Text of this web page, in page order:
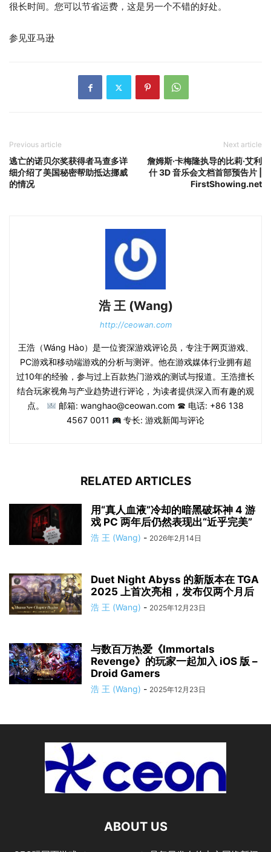
很长时间。您可以节省运费，这是另一个不错的好处。
参见亚马逊
Previous article
逃亡的诺贝尔奖获得者马查多详
细介绍了美国秘密帮助抵达挪威
的情况
Next article
詹姆斯·卡梅隆执导的比莉·艾利
什 3D 音乐会文档首部预告片 |
FirstShowing.net
浩 王 (Wang)
http://ceowan.com
王浩（Wáng Hào）是一位资深游戏评论员，专注于网页游戏、
PC游戏和移动端游戏的分析与测评。他在游戏媒体行业拥有超
过10年的经验，参与过上百款热门游戏的测试与报道。王浩擅长
结合玩家视角与产业趋势进行评论，为读者提供深入而有趣的观
点。
邮箱: wanghao@ceowan.com ☎ 电话: +86 138
4567 0011
专长: 游戏新闻与评论
RELATED ARTICLES
用“真人血液”冷却的暗黑破坏神 4 游
戏 PC 两年后仍然表现出“近乎完美”
浩 王 (Wang) - 2026年2月14日
Duet Night Abyss 的新版本在 TGA
2025 上首次亮相，发布仅两个月后
浩 王 (Wang) - 2025年12月23日
与数百万热爱《Immortals
Revenge》的玩家一起加入 iOS 版 –
Droid Gamers
浩 王 (Wang) - 2025年12月23日
ABOUT US